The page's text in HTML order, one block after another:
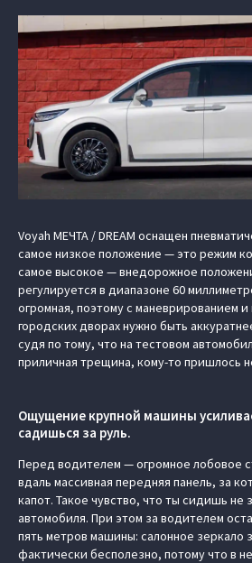
Voyah МЕЧТА / DREAM оснащен
самое низкое положение — это режим
самое высокое — внедорожное
регулируется в диапазоне 60
огромная, поэтому с маневрированием
городских дворах нужно быть
судя по тому, что на тестовом
приличная трещина, кому-то пришлось
Ощущение крупной машины
садишься за руль.
Перед водителем — огромное лобовое
вдаль массивная передняя панель, за
капот. Такое чувство, что ты сидишь не
автомобиля. При этом за водителем
пять метров машины: салонное зеркало
фактически бесполезно, потому что в